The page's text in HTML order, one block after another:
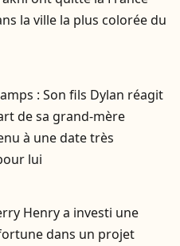
la ville la plus colorée du
: Son fils Dylan réagit
de sa grand-mère
à une date très
lui
Henry a investi une
dans un projet